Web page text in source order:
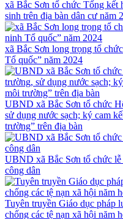
xã Bắc Sơn tổ chức Tổng kết
sinh trên địa bàn dân cư năm
xã Bắc Sơn long trọng tổ
Tổ quốc” năm 2024
UBND xã Bắc Sơn tổ chức
sử dụng nước sạch; ký cam
trường” trên địa bàn
UBND xã Bắc Sơn tổ chức
công dân
Tuyên truyền Giáo dục pháp
chống các tệ nạn xã hội năm